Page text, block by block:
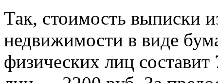
Так, стоимость выписки
недвижимости в виде
физических лиц